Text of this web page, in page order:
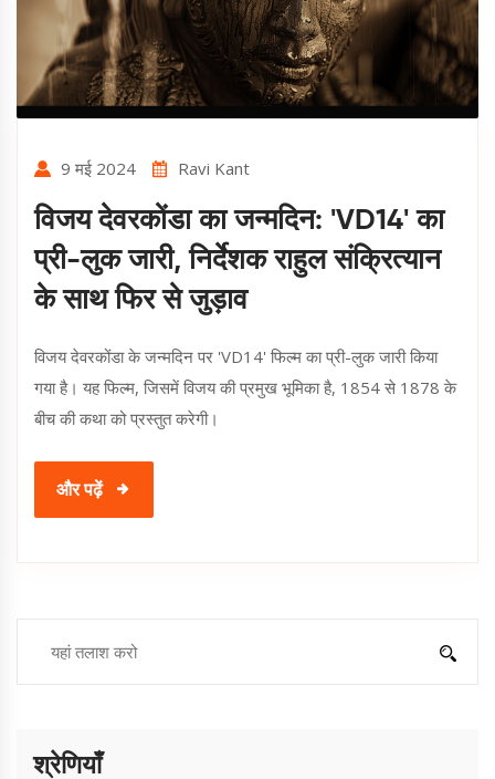
9 मई 2024 Ravi Kant
विजय देवरकोंडा का जन्मदिन: 'VD14' का
प्री-लुक जारी, निर्देशक राहुल संक्रित्यान
के साथ फिर से जुड़ाव
विजय देवरकोंडा के जन्मदिन पर 'VD14' फिल्म का प्री-लुक जारी किया
गया है। यह फिल्म, जिसमें विजय की प्रमुख भूमिका है, 1854 से 1878 के
बीच की कथा को प्रस्तुत करेगी।
और पढ़ें
श्रेणियाँ